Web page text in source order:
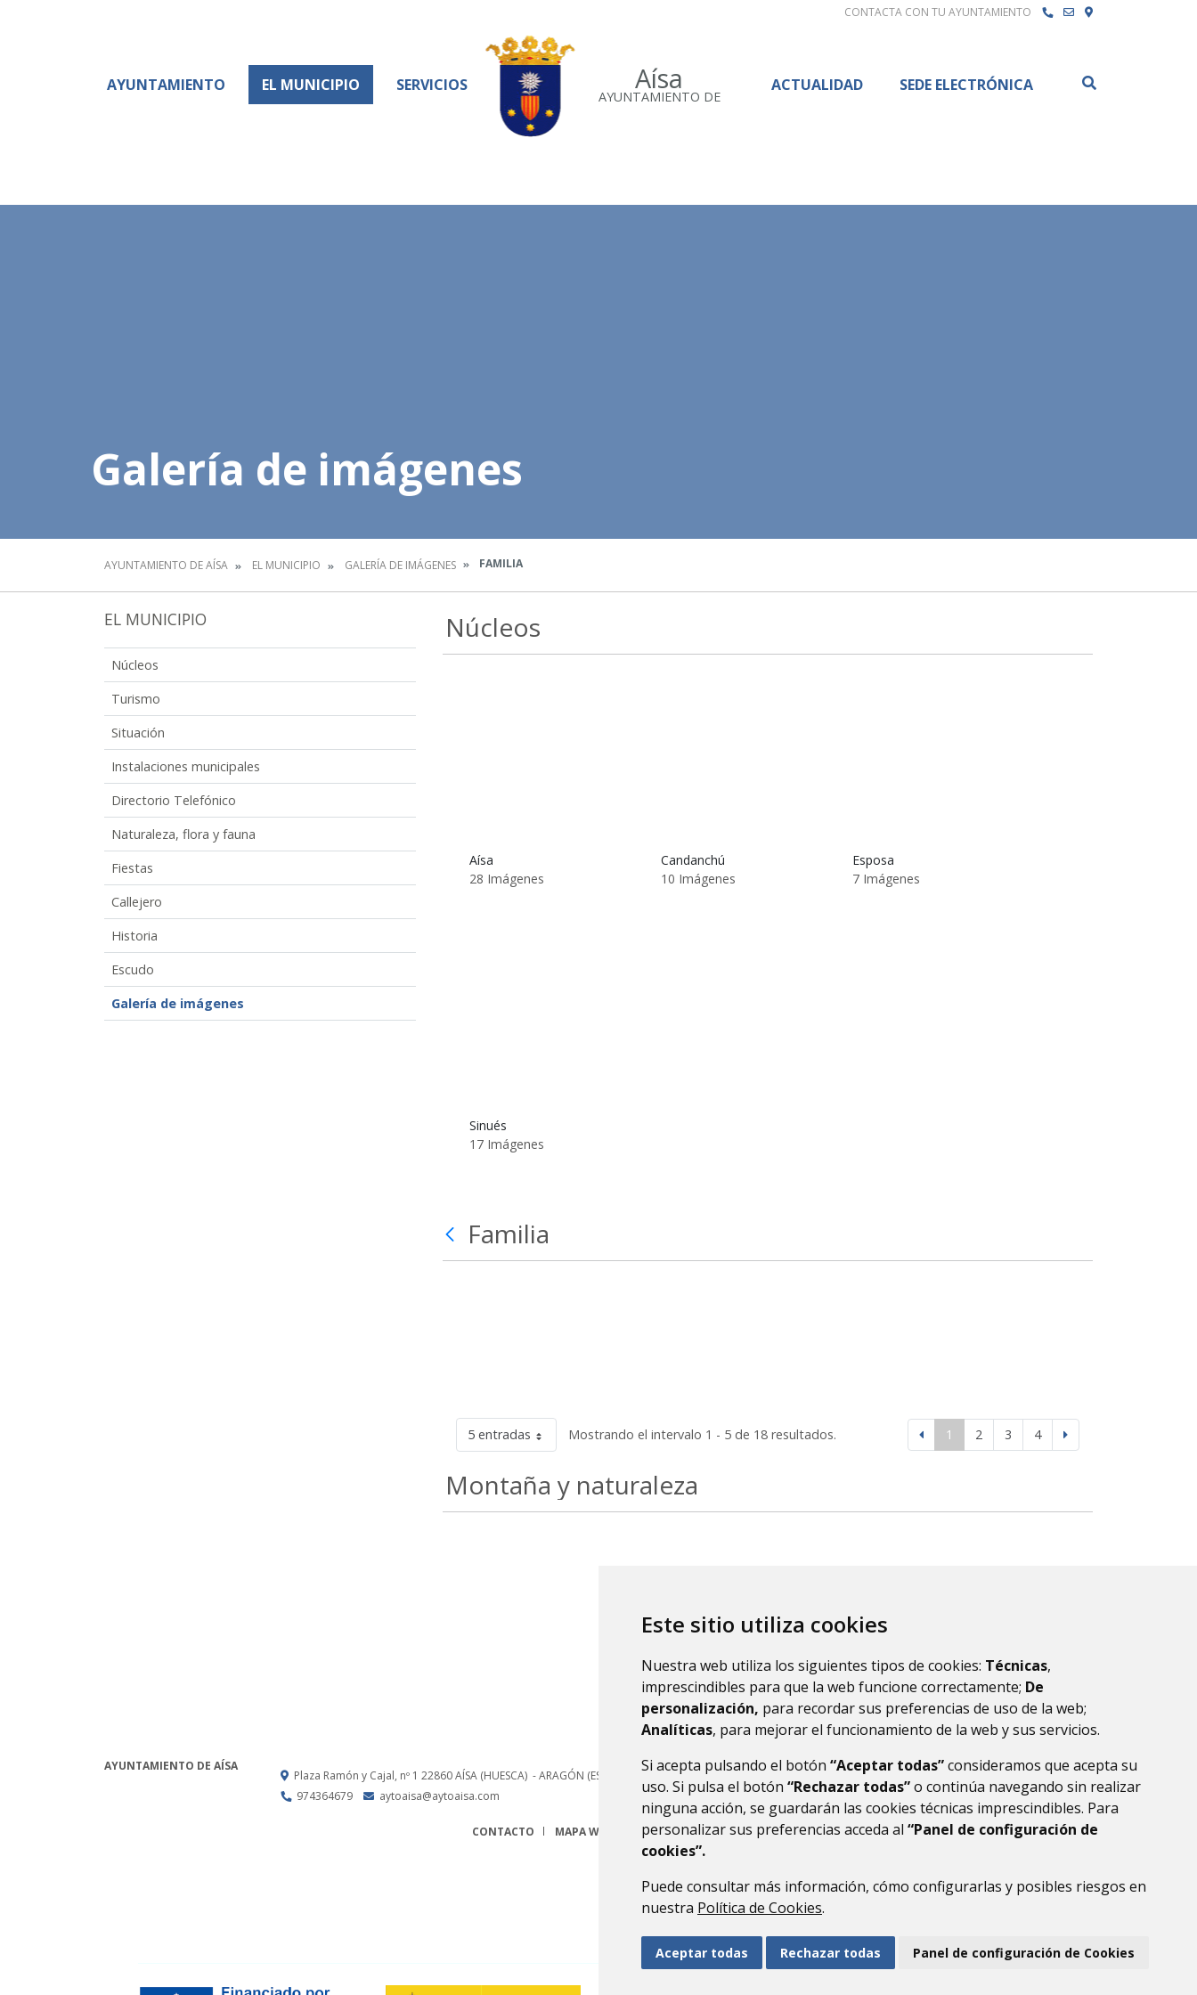
Este sitio utiliza cookies
Nuestra web utiliza los siguientes tipos de cookies: Técnicas,
imprescindibles para que la web funcione correctamente; De
personalización, para recordar sus preferencias de uso de la web;
Analíticas, para mejorar el funcionamiento de la web y sus servicios.
Si acepta pulsando el botón “Aceptar todas”consideramos que acepta su
uso. Si pulsa el botón “Rechazar todas”o continúa navegando sin realizar
ninguna acción, se guardarán las cookies técnicas imprescindibles. Para
personalizar sus preferencias acceda al “Panel de configuración de
cookies”.
Puede consultar más información, cómo configurarlas y posibles riesgos en
nuestra Política de Cookies.
Aceptar todas Rechazar todas Panel de configuración de Cookies
CONTACTA CON TU AYUNTAMIENTO
Aísa
AYUNTAMIENTO DE
AYUNTAMIENTO EL MUNICIPIO SERVICIOS ACTUALIDAD SEDE ELECTRÓNICA
Galería de imágenes
AYUNTAMIENTO DE AÍSA EL MUNICIPIO GALERÍA DE IMÁGENES FAMILIA
EL MUNICIPIO
Núcleos
Turismo
Situación
Instalaciones municipales
Directorio Telefónico
Naturaleza, flora y fauna
Fiestas
Callejero
Historia
Escudo
Galería de imágenes
Núcleos
Aísa
28 Imágenes
Candanchú
10 Imágenes
Esposa
7 Imágenes
Sinués
17 Imágenes
Familia
5 entradas Mostrando el intervalo 1 - 5 de 18 resultados. 1 2 3 4
Montaña y naturaleza
AYUNTAMIENTO DE AÍSA
Plaza Ramón y Cajal, nº 1 22860AÍSA (HUESCA) - ARAGÓN (ESPAÑA)
974364679
aytoaisa@aytoaisa.com
CONTACTO MAPA WEB AVISO LEGAL PROTECCIÓN DE DATOS ACCESIBILIDAD POLÍTICA DE COOKIES